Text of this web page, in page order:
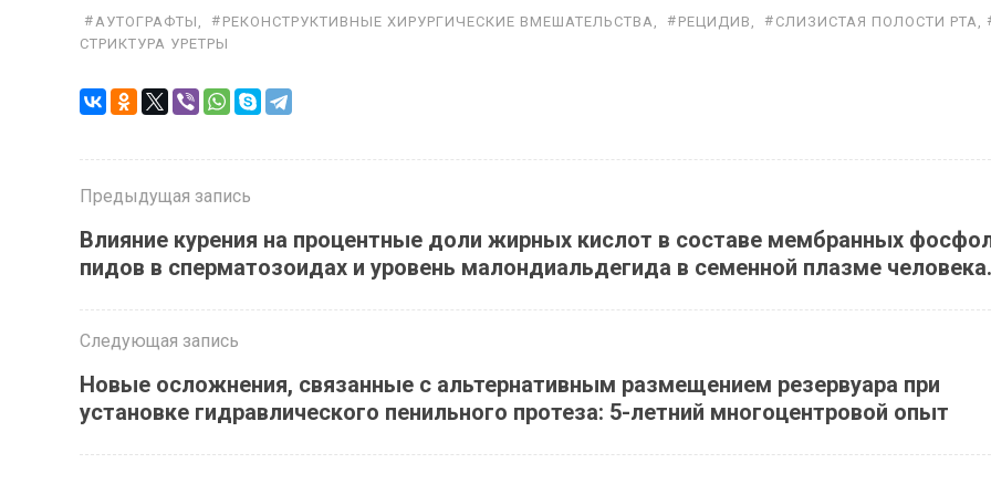
АУТОГРАФТЫ , РЕКОНСТРУКТИВНЫЕ ХИРУРГИЧЕСКИЕ ВМЕШАТЕЛЬСТВА , РЕЦИДИВ , СЛИЗИСТАЯ ПОЛОСТИ РТА ,
СТРИКТУРА УРЕТРЫ
Предыдущая запись
Вли­я­ние ку­ре­ния на про­цент­ные до­ли жир­ных кис­лот в со­ста­ве мем­бран­ных
пи­дов в спер­ма­то­зо­и­дах и уро­вень ма­лон­ди­аль­де­ги­да в се­мен­ной плаз­ме че­ловека.
Следующая запись
Новые осложнения, связанные с альтернативным размещением резервуара при
установке гидравлического пенильного протеза: 5-летний многоцентровой опыт